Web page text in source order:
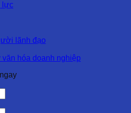
lực
lãnh đạo
văn hóa doanh nghiệp